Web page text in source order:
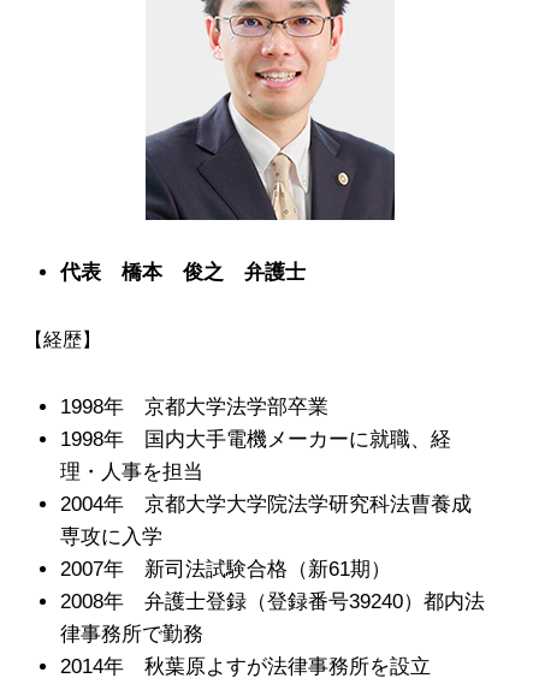
代表 橋本 俊之 弁護士
【経歴】
1998年 京都大学法学部卒業
1998年 国内大手電機メーカーに就職、経
理・人事を担当
2004年 京都大学大学院法学研究科法曹養成
専攻に入学
2007年 新司法試験合格（新61期）
2008年 弁護士登録（登録番号39240）都内法
律事務所で勤務
2014年 秋葉原よすが法律事務所を設立